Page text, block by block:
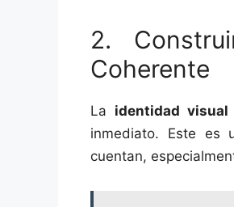
2.
Coherente
La identidad visual
inmediato. Este es
cuentan,